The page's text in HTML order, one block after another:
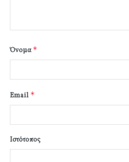
Όνομα*
Email *
Ιστότοπος